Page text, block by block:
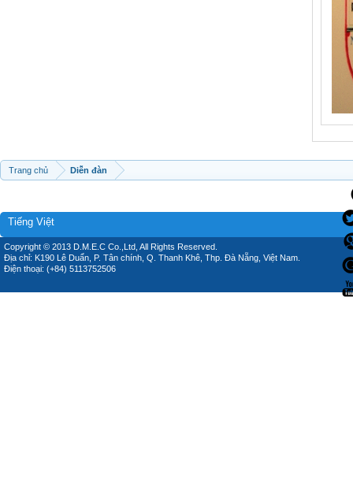
Trang chủ Diễn đàn
Tiếng Việt
Copyright © 2013 D.M.E.C Co.,Ltd, All Rights Reserved.
Địa chỉ: K190 Lê Duẩn, P. Tân chính, Q. Thanh Khê, Thp. Đà Nẵng, Việt Nam.
Điện thoại: (+84) 5113752506